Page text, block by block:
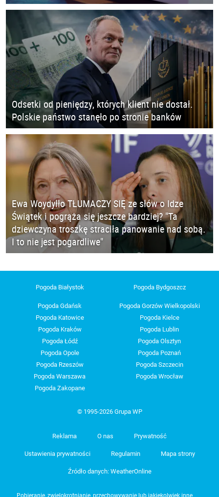
Odsetki od pieniędzy, których klient nie dostał.
Polskie państwo stanęło po stronie banków
Ewa Woydyłło TŁUMACZY SIĘ ze słów o Idze
Świątek i pogrąża się jeszcze bardziej? "Ta
dziewczyna troszkę straciła panowanie nad sobą.
I to nie jest pogardliwe"
Pogoda Białystok Pogoda Bydgoszcz
Pogoda Gdańsk
Pogoda Gorzów Wielkopolski
Pogoda Katowice
Pogoda Kielce
Pogoda Kraków
Pogoda Lublin
Pogoda Łódź
Pogoda Olsztyn
Pogoda Opole
Pogoda Poznań
Pogoda Rzeszów
Pogoda Szczecin
Pogoda Warszawa
Pogoda Wrocław
Pogoda Zakopane
© 1995-2026 Grupa WP
Reklama O nas Prywatność
Ustawienia prywatności Regulamin Mapa strony
Źródło danych: WeatherOnline
Pobieranie, zwielokrotnianie, przechowywanie lub jakiekolwiek inne